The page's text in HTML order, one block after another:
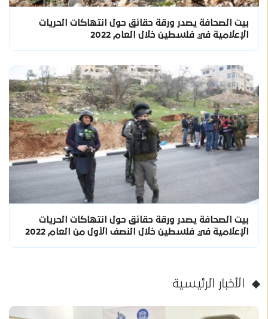
بيت الصحافة يصدر ورقة حقائق حول انتهاكات الحريات
الإعلامية في فلسطين خلال العام 2022
بيت الصحافة يصدر ورقة حقائق حول انتهاكات الحريات
الإعلامية في فلسطين خلال النصف الأول من العام 2022
الأخبار الرئيسية